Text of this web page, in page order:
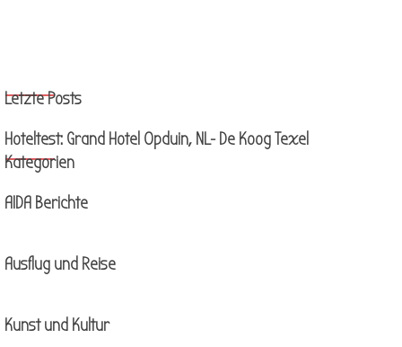
Block überspringen Letzte Posts
Letzte Posts
Hoteltest: Grand Hotel Opduin, NL- De Koog Texel
Block überspringen Kategorien
Kategorien
AIDA Berichte
Ausflug und Reise
Kunst und Kultur